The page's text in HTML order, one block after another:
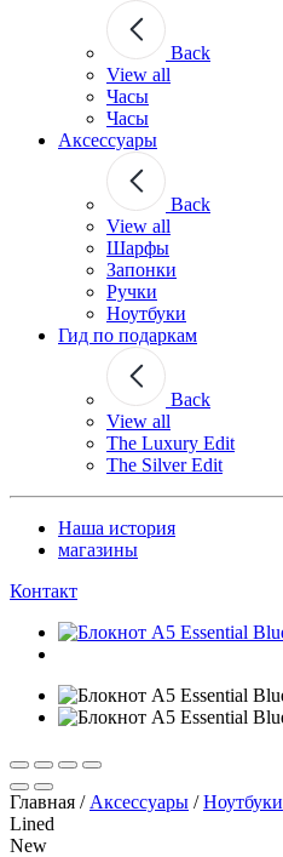
Back
View all
Часы
Часы
Аксессуары
Back
View all
Шарфы
Запонки
Ручки
Ноутбуки
Гид по подаркам
Back
View all
The Luxury Edit
The Silver Edit
Наша история
магазины
Контакт
Главная / Аксессуары /Ноутбуки
Lined
New